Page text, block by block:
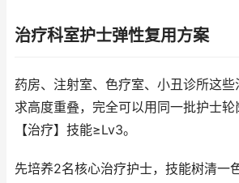
治疗科室护士弹性复用方案
药房、注射室、色疗室、小丑诊所这
求高度重叠，完全可以用同一批护士
【治疗】技能≥Lv3。
先培养2名核心治疗护士，技能树清一